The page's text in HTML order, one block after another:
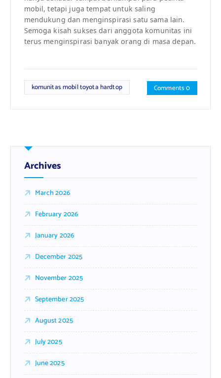
mobil, tetapi juga tempat untuk saling
mendukung dan menginspirasi satu sama lain.
Semoga kisah sukses dari anggota komunitas ini
terus menginspirasi banyak orang di masa depan.
komunitas mobil toyota hardtop Comments 0
Archives
March 2026
February 2026
January 2026
December 2025
November 2025
September 2025
August 2025
July 2025
June 2025